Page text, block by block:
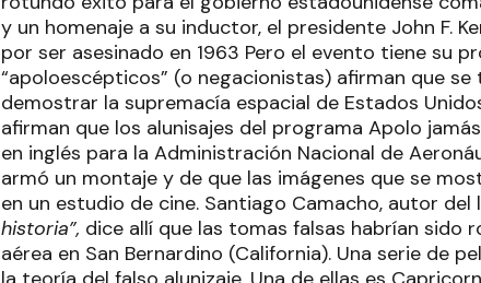
y un homenaje a su inductor, el presidente John F.
por ser asesinado en 1963 Pero el evento tiene su
“apoloescépticos” (o negacionistas) afirman que
demostrar la supremacía espacial de Estados
afirman que los alunisajes del programa Apolo
en inglés para la Administración Nacional de
armó un montaje y de que las imágenes que se
en un estudio de cine. Santiago Camacho, autor del
historia”, dice allí que las tomas falsas habrían sido
aérea en San Bernardino (California). Una serie de